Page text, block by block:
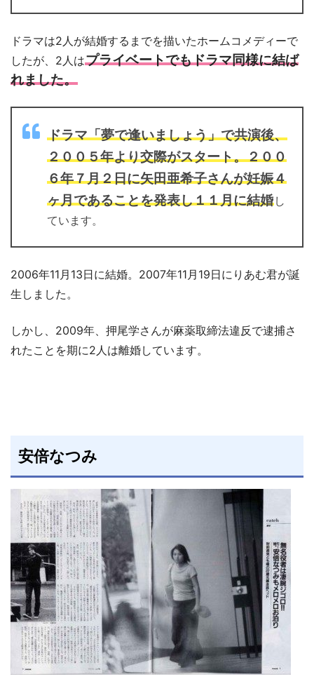
ドラマは2人が結婚するまでを描いたホームコメディーで
したが、2人はプライベートでもドラマ同様に結ば
れました。
ドラマ「夢で逢いましょう」で共演後、
２００５年より交際がスタート。２００
６年７月２日に矢田亜希子さんが妊娠４
ヶ月であることを発表し１１月に結婚 し
ています。
2006年11月13日に結婚。2007年11月19日にりあむ君が誕
生しました。
しかし、2009年、押尾学さんが麻薬取締法違反で逮捕さ
れたことを期に2人は離婚しています。
安倍なつみ